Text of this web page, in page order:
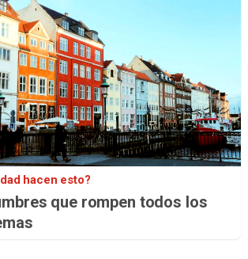
hacen esto?
que rompen todos los